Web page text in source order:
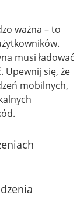
ważna – to
musi ładować
Upewnij się, że
mobilnych,